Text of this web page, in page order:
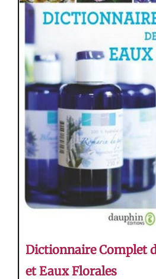
Dictionnaire Complet
et Eaux Florales